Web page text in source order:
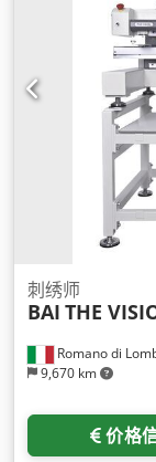
Romano di
9,670 km
刺绣师
BAI THE
价格